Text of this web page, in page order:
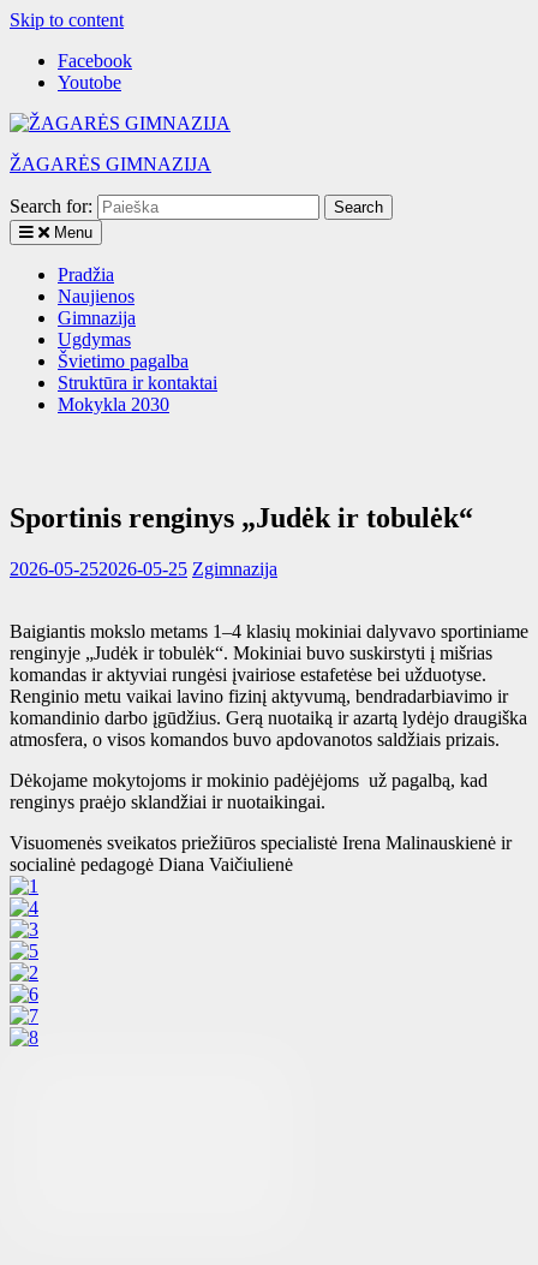
Skip to content
Facebook
Youtobe
ŽAGARĖS GIMNAZIJA
Search for:
Menu
Pradžia
Naujienos
Gimnazija
Ugdymas
Švietimo pagalba
Struktūra ir kontaktai
Mokykla 2030
Sportinis renginys „Judėk ir tobulėk“
2026-05-252026-05-25 Zgimnazija
Baigiantis mokslo metams 1–4 klasių mokiniai dalyvavo sportiniame
renginyje „Judėk ir tobulėk“. Mokiniai buvo suskirstyti į mišrias
komandas ir aktyviai rungėsi įvairiose estafetėse bei užduotyse.
Renginio metu vaikai lavino fizinį aktyvumą, bendradarbiavimo ir
komandinio darbo įgūdžius. Gerą nuotaiką ir azartą lydėjo draugiška
atmosfera, o visos komandos buvo apdovanotos saldžiais prizais.
Dėkojame mokytojoms ir mokinio padėjėjoms už pagalbą, kad
renginys praėjo sklandžiai ir nuotaikingai.
Visuomenės sveikatos priežiūros specialistė Irena Malinauskienė ir
socialinė pedagogė Diana Vaičiulienė